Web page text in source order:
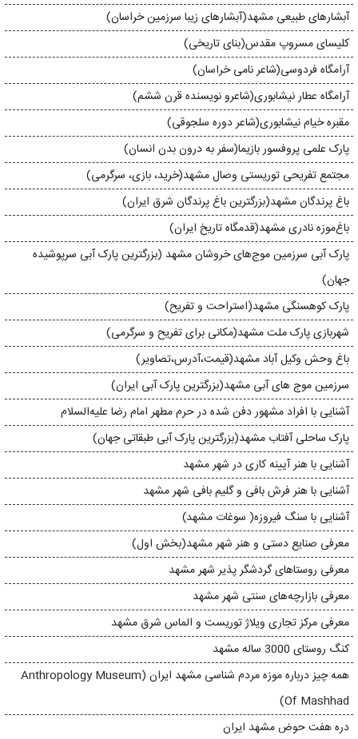
آبشارهای طبیعی مشهد(آبشارهای زیبا سرزمین خراسان)
کلیسا‌ی مسروپ مقدس(بنای تاریخی)
آرامگاه فردوسی(شاعر نامی خراسان)
آرامگاه عطار نیشابوری(شاعرو نویسنده قرن ششم)
مقبره‌ خیام نیشابوری(شاعر دوره سلجوقی)
پارک علمی پروفسور بازیما(سفر به درون بدن انسان)
مجتمع تفریحی توریستی وصال مشهد(خرید، بازی، سرگرمی)
باغ پرندگان مشهد(بزرگترین باغ پرندگان شرق ایران)
باغ‌موزه‌ نادری مشهد(قدمگاه تاریخ ایران)
پارک آبی سرزمین موج‌های خروشان مشهد (بزرگترین پارک آبی سرپوشیده
جهان)
پارک کوهسنگی مشهد(استراحت و تفریح)
شهربازی پارک ملت مشهد(مکانی برای تفریح و سرگرمی)
باغ وحش وکیل‌ آباد مشهد(قیمت،آدرس،تصاویر)
سرزمین موج های آبی مشهد(بزرگترین پارک آبی ایران)
آشنایی با افراد مشهور دفن شده در حرم مطهر امام رضا علیه‌السلام
پارک ساحلی آفتاب مشهد(بزرگترین پارک آبی طبقاتی جهان)
آشنایی با هنر آیینه‌ کاری در شهر مشهد
آشنایی با هنر فرش بافی و گلیم بافی شهر مشهد
آشنایی با سنگ فیروزه( سوغات مشهد)
معرفی صنایع دستی و هنر شهر مشهد(بخش اول)
معرفی روستاهای گردشگر پذیر شهر مشهد
معرفی بازارچه‌های سنتی شهر مشهد
معرفی مرکز تجاری ویلاژ توریست و الماس شرق مشهد
کنگ روستای 3000 ساله مشهد
همه چیز درباره موزه مردم شناسی مشهد ایران (Anthropology Museum
Of Mashhad)
دره هفت حوض مشهد ایران